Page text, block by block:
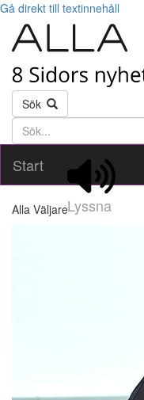
Gå direkt till textinnehåll
Sök
Söktext
Start
Lyssna
Alla Väljare